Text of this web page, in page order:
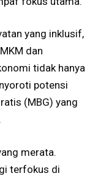
yang inklusif,
dan
tidak hanya
potensi
(MBG) yang
merata.
terfokus di